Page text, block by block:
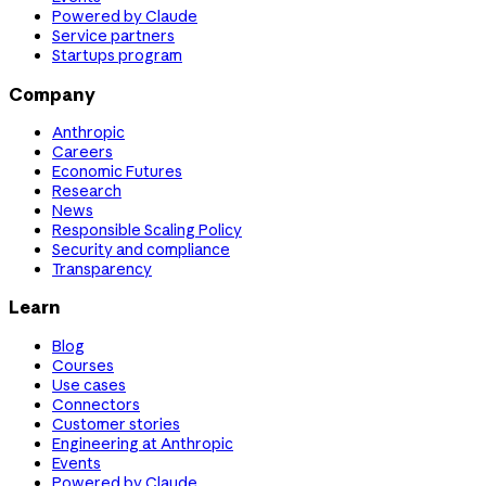
Powered by Claude
Service partners
Startups program
Company
Anthropic
Careers
Economic Futures
Research
News
Responsible Scaling Policy
Security and compliance
Transparency
Learn
Blog
Courses
Use cases
Connectors
Customer stories
Engineering at Anthropic
Events